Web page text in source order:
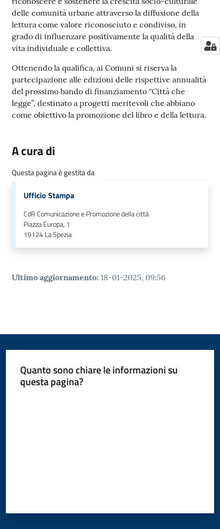
delle comunità urbane attraverso la diffusione della
lettura come valore riconosciuto e condiviso, in
grado di influenzare positivamente la qualità della
vita individuale e collettiva.
Ottenendo la qualifica, ai Comuni si riserva la
partecipazione alle edizioni delle rispettive annualità
del prossimo bando di finanziamento “Città che
legge”, destinato a progetti meritevoli che abbiano
come obiettivo la promozione del libro e della lettura.
A cura di
Questa pagina è gestita da
Ufficio Stampa
CdR Comunicazione e Promozione della città
Piazza Europa, 1
19124La Spezia
Ultimo aggiornamento: 18-01-2025, 09:56
Quanto sono chiare le informazioni su
questa pagina?